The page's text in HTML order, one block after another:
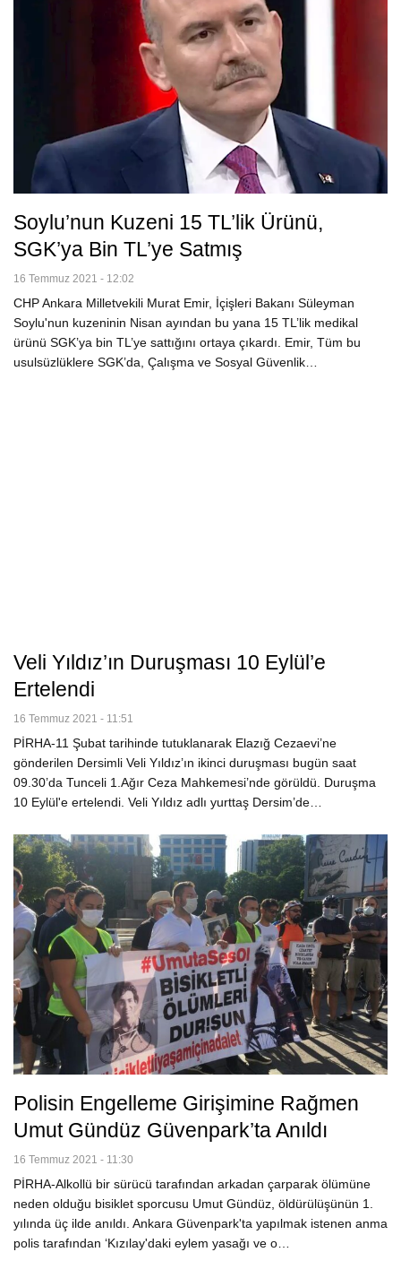
Soylu’nun Kuzeni 15 TL’lik Ürünü,
SGK’ya Bin TL’ye Satmış
16 Temmuz 2021 - 12:02
CHP Ankara Milletvekili Murat Emir, İçişleri Bakanı Süleyman
Soylu'nun kuzeninin Nisan ayından bu yana 15 TL’lik medikal
ürünü SGK’ya bin TL’ye sattığını ortaya çıkardı. Emir, Tüm bu
usulsüzlüklere SGK’da, Çalışma ve Sosyal Güvenlik…
Veli Yıldız’ın Duruşması 10 Eylül’e
Ertelendi
16 Temmuz 2021 - 11:51
PİRHA-11 Şubat tarihinde tutuklanarak Elazığ Cezaevi’ne
gönderilen Dersimli Veli Yıldız’ın ikinci duruşması bugün saat
09.30’da Tunceli 1.Ağır Ceza Mahkemesi’nde görüldü. Duruşma
10 Eylül'e ertelendi. Veli Yıldız adlı yurttaş Dersim’de…
Polisin Engelleme Girişimine Rağmen
Umut Gündüz Güvenpark’ta Anıldı
16 Temmuz 2021 - 11:30
PİRHA-Alkollü bir sürücü tarafından arkadan çarparak ölümüne
neden olduğu bisiklet sporcusu Umut Gündüz, öldürülüşünün 1.
yılında üç ilde anıldı. Ankara Güvenpark'ta yapılmak istenen anma
polis tarafından ‘Kızılay'daki eylem yasağı ve o…